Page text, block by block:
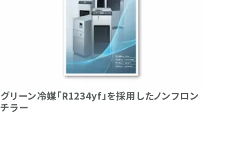
グリーン冷媒「R1234yf」を採用したノンフロン
チラー